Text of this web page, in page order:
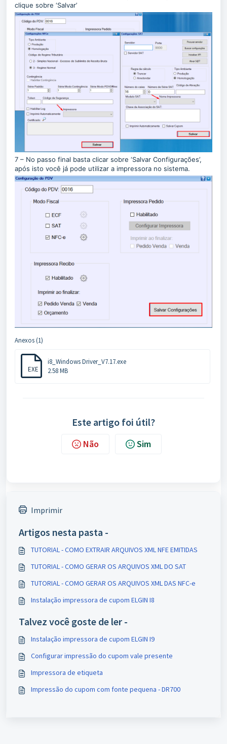
clique sobre ‘Salvar’
7 – No passo final basta clicar sobre ‘Salvar Configurações’,
após isto você já pode utilizar a impressora no sistema.
Anexos (1)
EXE
i8_Windows Driver_V7.17.exe
2.58 MB
Este artigo foi útil?
Não Sim
Imprimir
Artigos nesta pasta -
TUTORIAL - COMO EXTRAIR ARQUIVOS XML NFE EMITIDAS
TUTORIAL - COMO GERAR OS ARQUIVOS XML DO SAT
TUTORIAL - COMO GERAR OS ARQUIVOS XML DAS NFC-e
Instalação impressora de cupom ELGIN I8
Talvez você goste de ler -
Instalação impressora de cupom ELGIN I9
Configurar impressão do cupom vale presente
Impressora de etiqueta
Impressão do cupom com fonte pequena - DR700